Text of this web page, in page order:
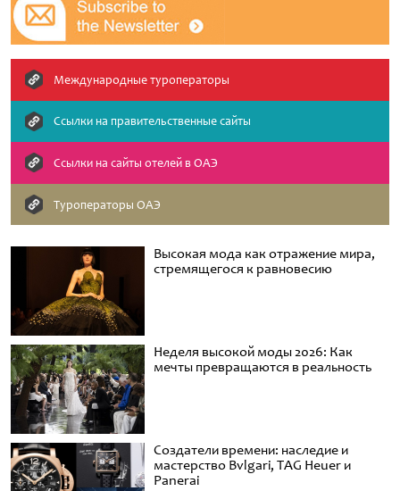
Высокая мода как отражение мира,
стремящегося к равновесию
Неделя высокой моды 2026: Как
мечты превращаются в реальность
Создатели времени: наследие и
мастерство Bvlgari, TAG Heuer и
Panerai
Международные туроператоры
Ссылки на правительственные сайты
Cсылки на сайты отелей в ОАЭ
Туроператоры ОАЭ